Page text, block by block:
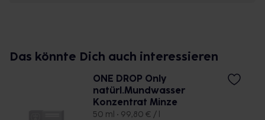
Das könnte Dich auch interessieren
ONE DROP Only
natürl.Mundwasser
Konzentrat Minze
50 ml • 99,80 € / l